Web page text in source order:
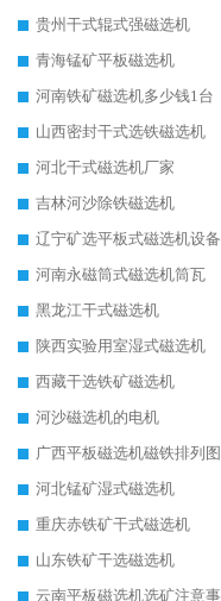
贵州干式辊式强磁选机
青海锰矿平板磁选机
河南铁矿磁选机多少钱1台
山西密封干式选铁磁选机
河北干式磁选机厂家
吉林河沙除铁磁选机
辽宁矿选平板式磁选机设备
河南永磁筒式磁选机筒瓦
黑龙江干式磁选机
陕西实验用室湿式磁选机
西藏干选铁矿磁选机
河沙磁选机的电机
广西平板磁选机磁铁排列图
河北锰矿湿式磁选机
重庆赤铁矿干式磁选机
山东铁矿干选磁选机
云南平板磁选机选矿注意